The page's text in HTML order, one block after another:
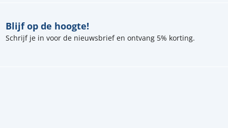
Blijf op de hoogte!
Schrijf je in voor de nieuwsbrief en ontvang 5% korting.